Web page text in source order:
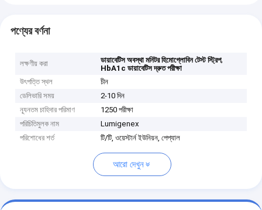
পণ্যের বর্ণনা
লক্ষণীয় করা ডায়াবেটিস অবস্থা মনিটর হিমোগ্লোবিন টেস্ট স্ট্রিপ,
HbA1c ডায়াবেটিস দ্রুত পরীক্ষা
উৎপত্তি স্থল
চীন
ডেলিভারি সময়
2-10 দিন
ন্যূনতম চাহিদার পরিমাণ
1250 পরীক্ষা
পরিচিতিমুলক নাম
Lumigenex
পরিশোধের শর্ত
টি/টি, ওয়েস্টার্ন ইউনিয়ন, পেপ্যাল
আরো দেখুন